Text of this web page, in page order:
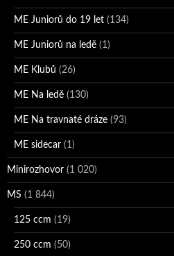
ME Juniorů do 19 let (134)
ME Juniorů na ledě (1)
ME Klubů (26)
ME Na ledě (130)
ME Na travnaté dráze (93)
ME sidecar (1)
Minirozhovor (1 020)
MS (1 844)
125 ccm (19)
250 ccm (50)